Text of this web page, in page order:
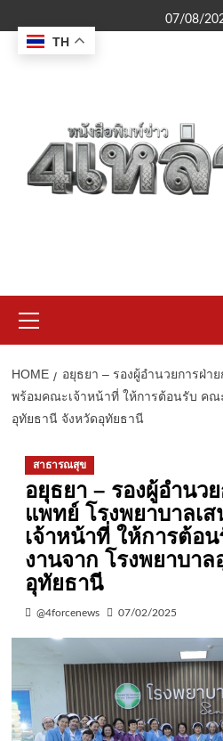
to
content
07/08/
Menu
HOME
อยุธยา – รองผู้อำนวยการฝ่า
พร้อมคณะเจ้าหน้าที่ ให้การต้อนรับ คณ
อุทัยธานี จังหวัดอุทัยธานี
สาธารณสุข
อยุธยา – รองผู้อำนว
แพทย์ โรงพยาบาลเ
เจ้าหน้าที่ ให้การต้อ
งานจาก โรงพยาบา
อุทัยธานี
@4forcenews 07/02/2025
TH